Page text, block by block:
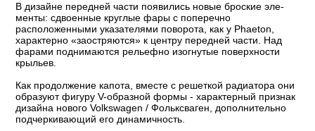
В дизайне передней части появились новые броские эле-
менты: сдвоенные круглые фары с поперечно
расположенными указателями поворота, как у Phaeton,
характерно «заостряются» к центру передней части. Над
фарами поднимаются рельефно изогнутые поверхности
крыльев.
Как продолжение капота, вместе с решеткой радиатора они
образуют фигуру V-образной формы - характерный признак
дизайна нового Volkswagen / Фольксваген, дополнительно
подчеркивающий его динамичность.